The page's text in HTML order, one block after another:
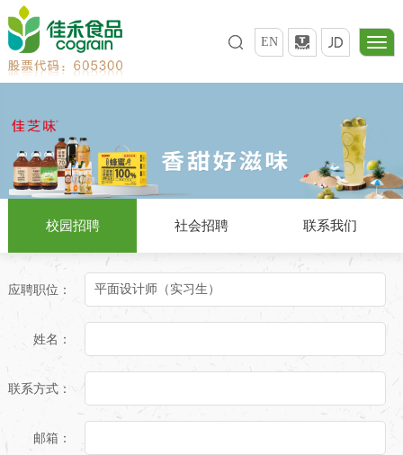
EN
校园招聘 社会招聘 联系我们
应聘职位：
姓名：
联系方式：
邮箱：